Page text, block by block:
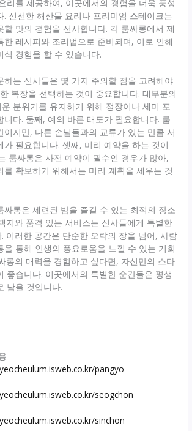
리를 제공하여, 이곳에서의 경험을 더욱 풍성
. 신선한 해산물 요리나 프리미엄 스테이크는
할 맛의 경험을 선사합니다. 각 룸싸롱에서 제
한 레시피와 조리법으로 준비되며, 이로 인해
식 경험을 할 수 있습니다.
하는 신사들은 몇 가지 주의할 점을 고려해야
복장을 선택하는 것이 중요합니다. 대부분의
분위기를 유지하기 위해 정장이나 세미 포
니다. 둘째, 예의 바른 태도가 필요합니다. 룸
이지만, 다른 손님들과의 교류가 있는 만큼 서
가 필요합니다. 셋째, 미리 예약을 하는 것이
룸싸롱은 사전 예약이 필수인 경우가 많아,
를 확보하기 위해서는 미리 계획을 세우는 것
싸롱은 세련된 밤을 즐길 수 있는 최적의 장소
지와 품격 있는 서비스는 신사들에게 특별한
이러한 공간은 단순한 오락의 장을 넘어, 사람
을 통해 인생의 풍요로움을 느낄 수 있는 기회
롱의 매력을 경험하고 싶다면, 자신만의 스타
좋습니다. 이곳에서의 특별한 순간들은 평생
남을 것입니다.
pangyo
seogchon
sinchon